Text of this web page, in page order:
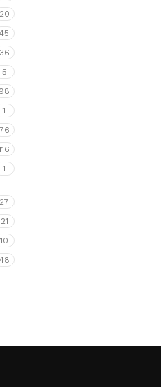
20
45
36
5
98
1
76
1
27
21
10
48